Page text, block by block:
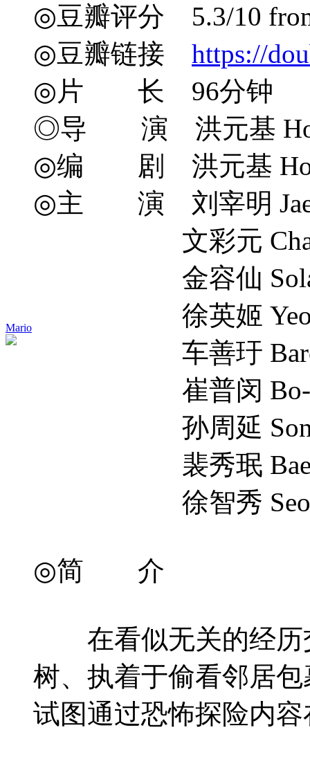
Mario
◎豆瓣评分 5.3/10
◎豆瓣链接 https://
◎片 长 96分钟
◎导 演 洪元基
◎编 剧 洪元基 Hong
◎主 演 刘宰明 Jae-
文彩元 Chae-
金容仙
徐英姬 Yeong-
车善玗
崔普闵 Bo-
孙周延 Son
裴秀珉 Bae
徐智秀 Seo Ji
◎简 介
在看似无关的经历交
树、执着于偷看邻居
试图通过恐怖探险内